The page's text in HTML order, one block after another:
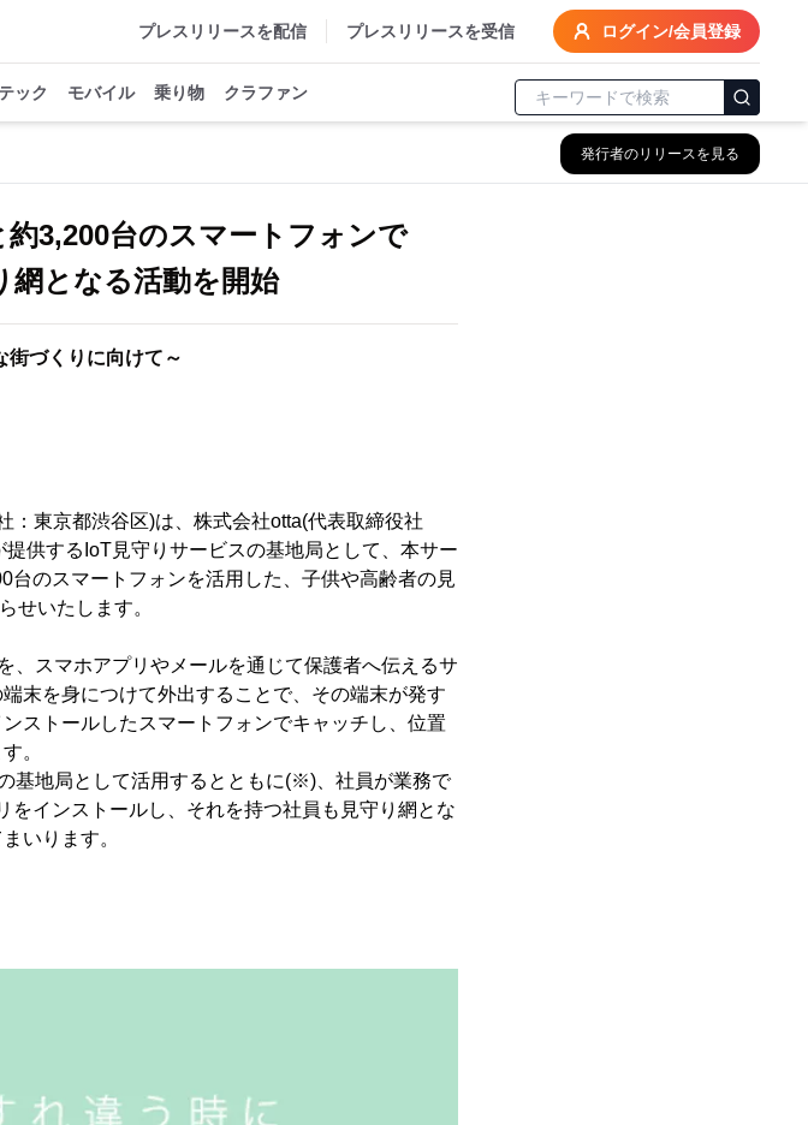
プレスリリースを配信 プレスリリースを受信 ログイン/会員登録
テック モバイル 乗り物 クラファン
発行者のリリースを見る
3,200台のスマートフォンで
網となる活動を開始
街づくりに向けて～
：東京都渋谷区)は、株式会社otta(代表取締役社
供するIoT見守りサービスの基地局として、本サー
台のスマートフォンを活用した、子供や高齢者の見
せいたします。
、スマホアプリやメールを通じて保護者へ伝えるサ
末を身につけて外出することで、その端末が発す
ストールしたスマートフォンでキャッチし、位置
。
基地局として活用するとともに(※)、社員が業務で
インストールし、それを持つ社員も見守り網とな
いります。